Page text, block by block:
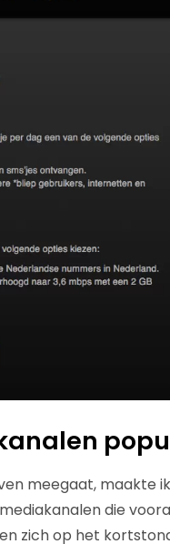
meegaat, maakte
die
zich op het